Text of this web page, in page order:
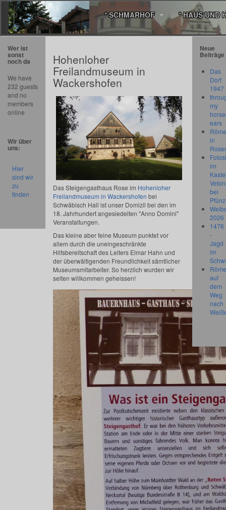
* SCHMARHOF * HAUS UND
Hohenloher
Freilandmuseum in
Wackershofen
Das Steigengasthaus Rose im Hohenloher
Freilandmuseum in Wackershofen bei
Schwäbisch Hall ist unser Domizil bei den im
18. Jahrhundert angesiedelten "Anno Domini"
Veranstaltungen.
Das kleine aber feine Museum punktet vor
allem durch die uneingeschränkte
Hilfsbereitschaft des Leiters Elmar Hahn und
der überwältigenden Freundlichkeit sämtlicher
Museumsmitarbeiter. So herzlich wurden wir
selten willkommen geheissen!
Wer ist
sonst
noch da
We have
232 guests
and no
members
online
Wir über
uns:
Hier
sind wir
zu
finden
Neue
Beiträge
Das
Dorf
1947
my
ears
in
im
bei
Pfünz
2026
1476
-
Jagd
im
auf
dem
Weg
nach